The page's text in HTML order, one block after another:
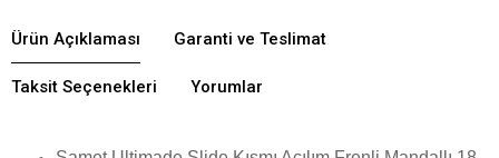
Ürün Açıklaması Garanti ve Teslimat
Taksit Seçenekleri Yorumlar